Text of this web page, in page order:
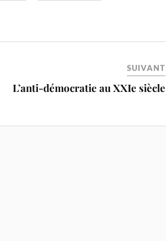
SUIVANT
L’anti-démocratie au XXIe siècle